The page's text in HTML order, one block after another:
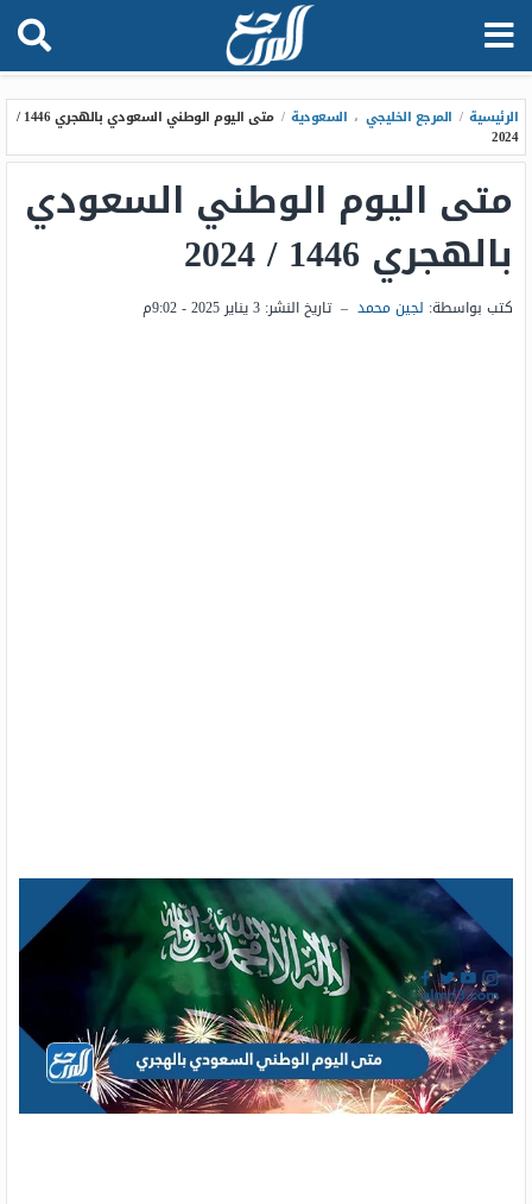
الرئيسية / المرجع الخليجي ، السعودية /
متى اليوم الوطني السعودي بالهجري 1446 /
2024
متى اليوم الوطني السعودي
بالهجري 1446 / 2024
كتب بواسطة: لجين محمد – تاريخ النشر: 3 يناير 2025 - 9:02م